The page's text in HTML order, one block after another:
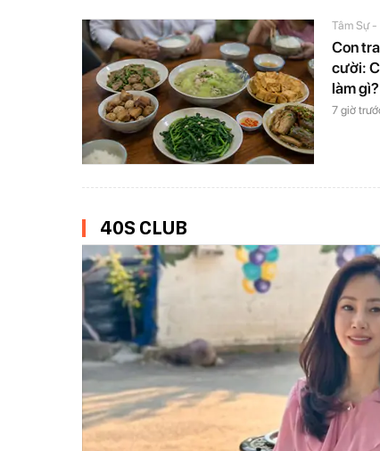
Tâm Sự
Con
cười:
làm gì?
7 giờ
40S CLUB